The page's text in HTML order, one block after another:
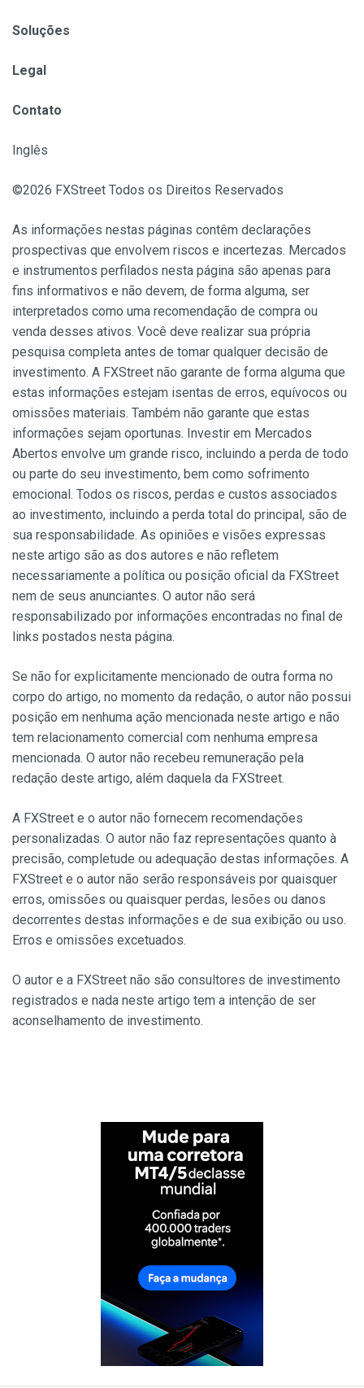
Soluções
Legal
Contato
Inglês
©2026 FXStreet Todos os Direitos Reservados
As informações nestas páginas contêm declarações
prospectivas que envolvem riscos e incertezas. Mercados
e instrumentos perfilados nesta página são apenas para
fins informativos e não devem, de forma alguma, ser
interpretados como uma recomendação de compra ou
venda desses ativos. Você deve realizar sua própria
pesquisa completa antes de tomar qualquer decisão de
investimento. A FXStreet não garante de forma alguma que
estas informações estejam isentas de erros, equívocos ou
omissões materiais. Também não garante que estas
informações sejam oportunas. Investir em Mercados
Abertos envolve um grande risco, incluindo a perda de todo
ou parte do seu investimento, bem como sofrimento
emocional. Todos os riscos, perdas e custos associados
ao investimento, incluindo a perda total do principal, são de
sua responsabilidade. As opiniões e visões expressas
neste artigo são as dos autores e não refletem
necessariamente a política ou posição oficial da FXStreet
nem de seus anunciantes. O autor não será
responsabilizado por informações encontradas no final de
links postados nesta página.
Se não for explicitamente mencionado de outra forma no
corpo do artigo, no momento da redação, o autor não possui
posição em nenhuma ação mencionada neste artigo e não
tem relacionamento comercial com nenhuma empresa
mencionada. O autor não recebeu remuneração pela
redação deste artigo, além daquela da FXStreet.
A FXStreet e o autor não fornecem recomendações
personalizadas. O autor não faz representações quanto à
precisão, completude ou adequação destas informações. A
FXStreet e o autor não serão responsáveis por quaisquer
erros, omissões ou quaisquer perdas, lesões ou danos
decorrentes destas informações e de sua exibição ou uso.
Erros e omissões excetuados.
O autor e a FXStreet não são consultores de investimento
registrados e nada neste artigo tem a intenção de ser
aconselhamento de investimento.